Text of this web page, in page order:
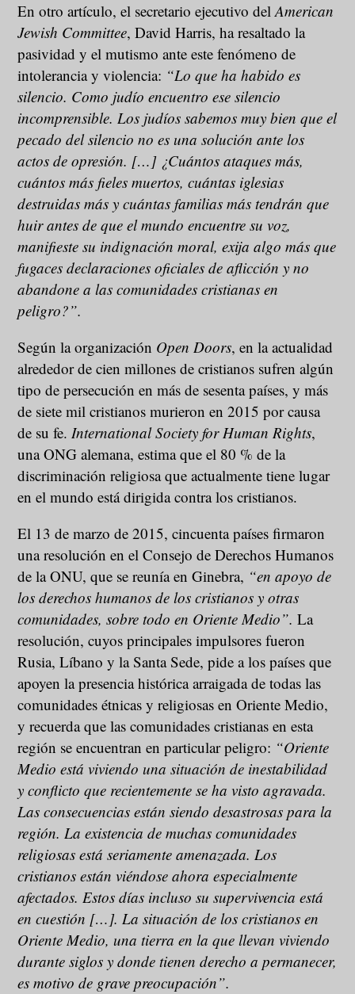
En otro artículo, el secretario ejecutivo delAmerican
Jewish Committee, David Harris, ha resaltado la
pasividad y el mutismo ante este fenómeno de
intolerancia y violencia: “Lo que ha habido es
silencio. Como judío encuentro ese silencio
incomprensible. Los judíos sabemos muy bien que el
pecado del silencio no es una solución ante los
actos de opresión. […] ¿Cuántos ataques más,
cuántos más fieles muertos, cuántas iglesias
destruidas más y cuántas familias más tendrán que
huir antes de que el mundo encuentre su voz,
manifieste su indignación moral, exija algo más que
fugaces declaraciones oficiales de aflicción y no
abandone a las comunidades cristianas en
peligro?”.
Según la organización Open Doors, en la actualidad
alrededor de cien millones de cristianos sufren algún
tipo de persecución en más de sesenta países, y más
de siete mil cristianos murieron en 2015 por causa
de su fe.International Society for Human Rights,
una ONG alemana, estima que el 80 % de la
discriminación religiosa que actualmente tiene lugar
en el mundo está dirigida contra los cristianos.
El 13 de marzo de 2015, cincuenta países firmaron
una resolución en el Consejo de Derechos Humanos
de la ONU, que se reunía en Ginebra, “en apoyo de
los derechos humanos de los cristianos y otras
comunidades, sobre todo en Oriente Medio”. La
resolución, cuyos principales impulsores fueron
Rusia, Líbano y la Santa Sede, pide a los países que
apoyen la presencia histórica arraigada de todas las
comunidades étnicas y religiosas en Oriente Medio,
y recuerda que las comunidades cristianas en esta
región se encuentran en particular peligro: “Oriente
Medio está viviendo una situación de inestabilidad
y conflicto que recientemente se ha visto agravada.
Las consecuencias están siendo desastrosas para la
región. La existencia de muchas comunidades
religiosas está seriamente amenazada. Los
cristianos están viéndose ahora especialmente
afectados. Estos días incluso su supervivencia está
en cuestión […]. La situación de los cristianos en
Oriente Medio, una tierra en la que llevan viviendo
durante siglos y donde tienen derecho a permanecer,
es motivo de grave preocupación”.